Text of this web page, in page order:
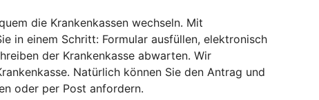
die Krankenkassen wechseln. Mit
in einem Schritt: Formular ausfüllen, elektronisch
der Krankenkasse abwarten. Wir
Natürlich können Sie den Antrag und
oder per Post anfordern.